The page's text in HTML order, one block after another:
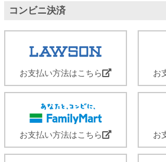
コンビニ決済
お支払い方法はこちら お
お支払い方法はこちら お